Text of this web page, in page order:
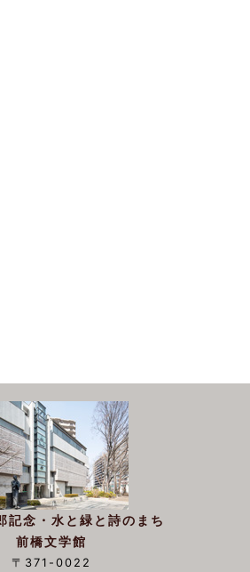
記念・水と緑と詩のまち
前橋文学館
〒371-0022